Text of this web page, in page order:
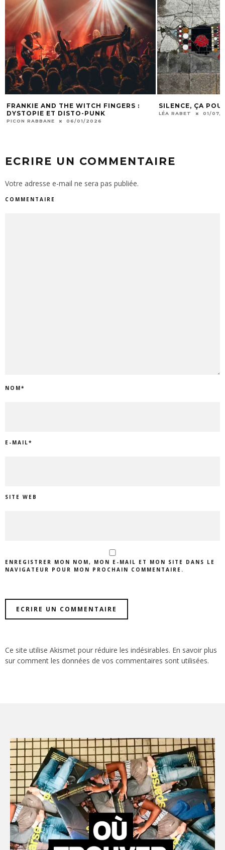
FRANKIE AND THE WITCH FINGERS :
DYSTOPIE ET DISTO-PUNK
PICON RABBANE 06/01/2026
SILENCE, ÇA
LÉA RABET 01/07/
ECRIRE UN COMMENTAIRE
Votre adresse e-mail ne sera pas publiée.
COMMENTAIRE
NOM*
E-MAIL*
SITE WEB
ENREGISTRER MON NOM, MON E-MAIL ET MON SITE DANS LE
NAVIGATEUR POUR MON PROCHAIN COMMENTAIRE.
Ce site utilise Akismet pour réduire les indésirables. En savoir plus
sur comment les données de vos commentaires sont utilisées.